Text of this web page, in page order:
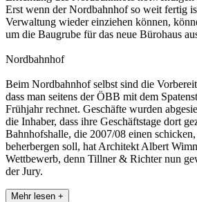
Erst wenn der Nordbahnhof so weit fertig
Verwaltung wieder einziehen können,
um die Baugrube für das neue Bürohaus
Nordbahnhof
Beim Nordbahnhof selbst sind die
dass man seitens der ÖBB mit dem
Frühjahr rechnet. Geschäfte wurden
die Inhaber, dass ihre Geschäftstage dort
Bahnhofshalle, die 2007/08 einen
beherbergen soll, hat Architekt Albert
Wettbewerb, denn Tillner & Richter nun
der Jury.
Mehr lesen +